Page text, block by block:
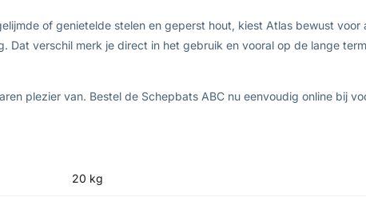
of genietelde stelen en geperst hout, kiest Atlas bewust
Dat verschil merk je direct in het gebruik en vooral op de lange
plezier van. Bestel de Schepbats ABC nu eenvoudig online bij
20 kg